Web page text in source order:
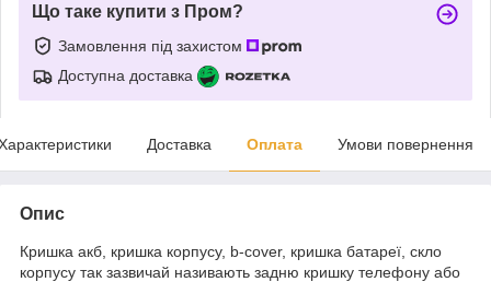
Що таке купити з Пром?
Замовлення під захистом
Доступна доставка
Доставка Оплата Умови повернення
Опис
Кришка акб, кришка корпусу, b-cover, кришка батареї, скло
корпусу так зазвичай називають задню кришку телефону або